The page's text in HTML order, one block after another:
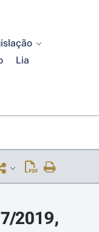
Lia
2019,